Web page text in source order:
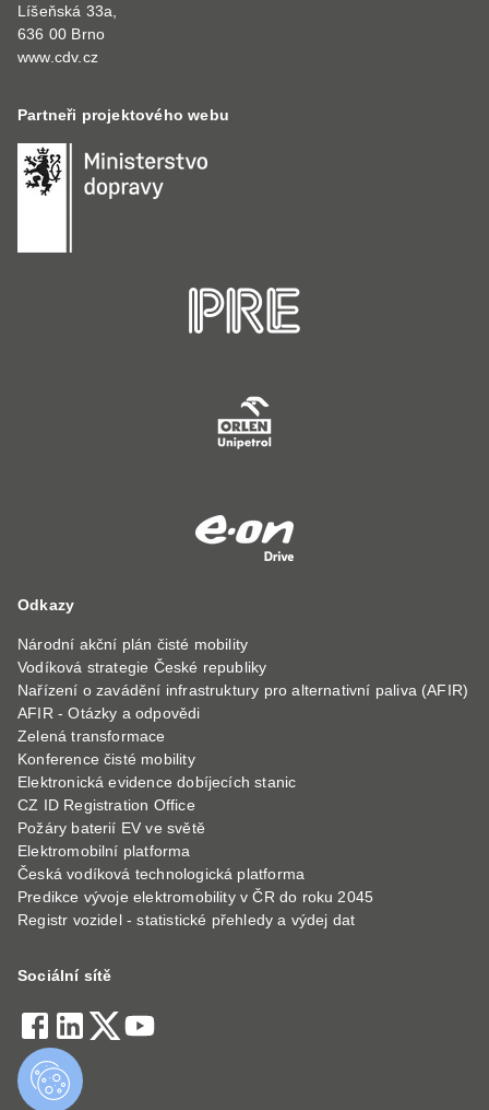
Líšeňská 33a,
636 00 Brno
www.cdv.cz
Partneři projektového webu
Odkazy
Národní akční plán čisté mobility
Vodíková strategie České republiky
Nařízení o zavádění infrastruktury pro alternativní paliva (AFIR)
AFIR - Otázky a odpovědi
Zelená transformace
Konference čisté mobility
Elektronická evidence dobíjecích stanic
CZ ID Registration Office
Požáry baterií EV ve světě
Elektromobilní platforma
Česká vodíková technologická platforma
Predikce vývoje elektromobility v ČR do roku 2045
Registr vozidel - statistické přehledy a výdej dat
Sociální sítě